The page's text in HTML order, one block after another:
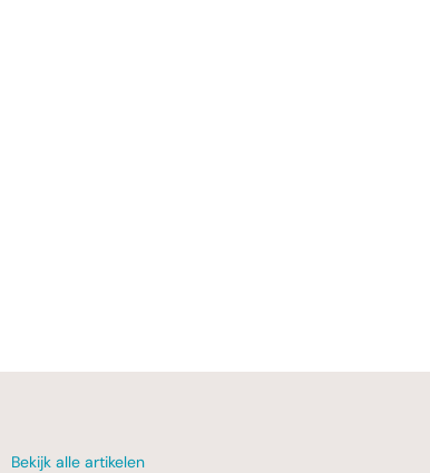
Bekijk alle artikelen